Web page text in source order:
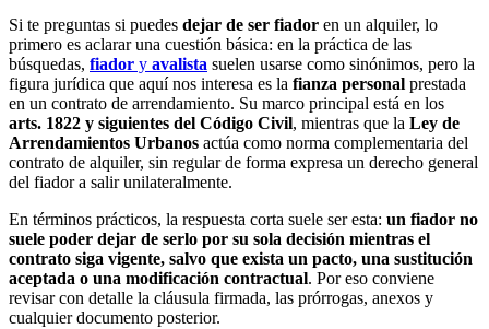
Si te preguntas si puedes dejar de ser fiador en un alquiler, lo
primero es aclarar una cuestión básica: en la práctica de las
búsquedas, fiador y avalista suelen usarse como sinónimos, pero la
figura jurídica que aquí nos interesa es la fianza personal prestada
en un contrato de arrendamiento. Su marco principal está en los
arts. 1822 y siguientes del Código Civil, mientras que la Ley de
Arrendamientos Urbanos actúa como norma complementaria del
contrato de alquiler, sin regular de forma expresa un derecho general
del fiador a salir unilateralmente.
En términos prácticos, la respuesta corta suele ser esta: un fiador no
suele poder dejar de serlo por su sola decisión mientras el
contrato siga vigente, salvo que exista un pacto, una sustitución
aceptada o una modificación contractual. Por eso conviene
revisar con detalle la cláusula firmada, las prórrogas, anexos y
cualquier documento posterior.